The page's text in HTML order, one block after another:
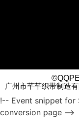
广州市芊芊织带制造
!-- Event snippet for
conversion page -->